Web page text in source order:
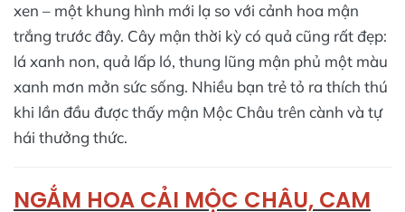
xen – một khung hình mới lạ so với cảnh hoa mận
trắng trước đây. Cây mận thời kỳ có quả cũng rất đẹp:
lá xanh non, quả lấp ló, thung lũng mận phủ một màu
xanh mơn mởn sức sống. Nhiều bạn trẻ tỏ ra thích thú
khi lần đầu được thấy mận Mộc Châu trên cành và tự
hái thưởng thức.
NGẮM HOA CẢI MỘC CHÂU, CAM